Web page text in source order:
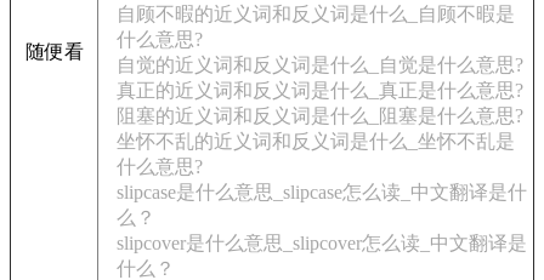
随便看
自顾不暇的近义词和反义词是什么_自顾不暇是
什么意思?
自觉的近义词和反义词是什么_自觉是什么意思?
真正的近义词和反义词是什么_真正是什么意思?
阻塞的近义词和反义词是什么_阻塞是什么意思?
坐怀不乱的近义词和反义词是什么_坐怀不乱是
什么意思?
slipcase是什么意思_slipcase怎么读_中文翻译是什
么？
slipcover是什么意思_slipcover怎么读_中文翻译是
什么？